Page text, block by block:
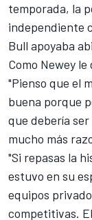
temporada, la
independiente
Bull apoyaba
Como Newey
"Pienso que el
buena porque
que debería
mucho más
"Si repasas la
estuvo en su
equipos
competitivas.